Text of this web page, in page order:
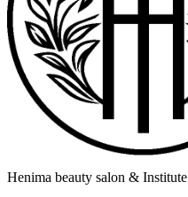
Henima beauty salon & Institute